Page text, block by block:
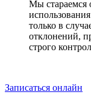
Мы стараемся
только в
отклонений,
строго
Записаться онлайн